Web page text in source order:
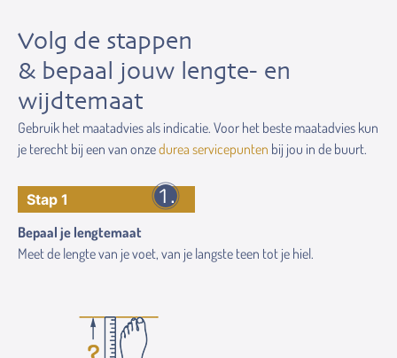
Volg de stappen
& bepaal jouw lengte- en
wijdtemaat
Gebruik het maatadvies als indicatie. Voor het beste maatadvies kun
je terecht bij een van onzedurea servicepunten bij jou in de buurt.
Stap 1
Bepaal je lengtemaat
Meet de lengte van je voet, van je langste teen tot je hiel.